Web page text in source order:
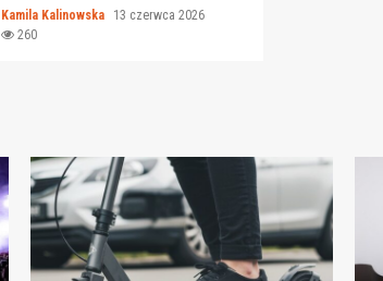
Kamila Kalinowska
13 czerwca 2026
260